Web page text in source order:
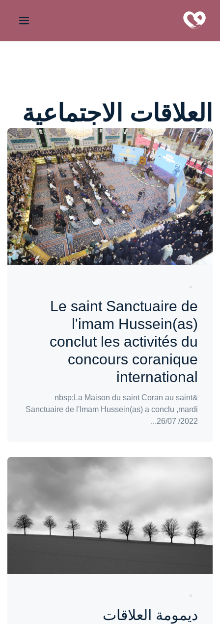
العلاقات الاجتماعية
واحة المرأة
منذ 4 سنوات
Le saint Sanctuaire de
l'imam Hussein(as)
conclut les activités du
concours coranique
international
&nbsp;La Maison du saint Coran au saint
Sanctuaire de l'Imam Hussein(as) a conclu ,mardi
26/07 /2022...
ديمومة العلاقات